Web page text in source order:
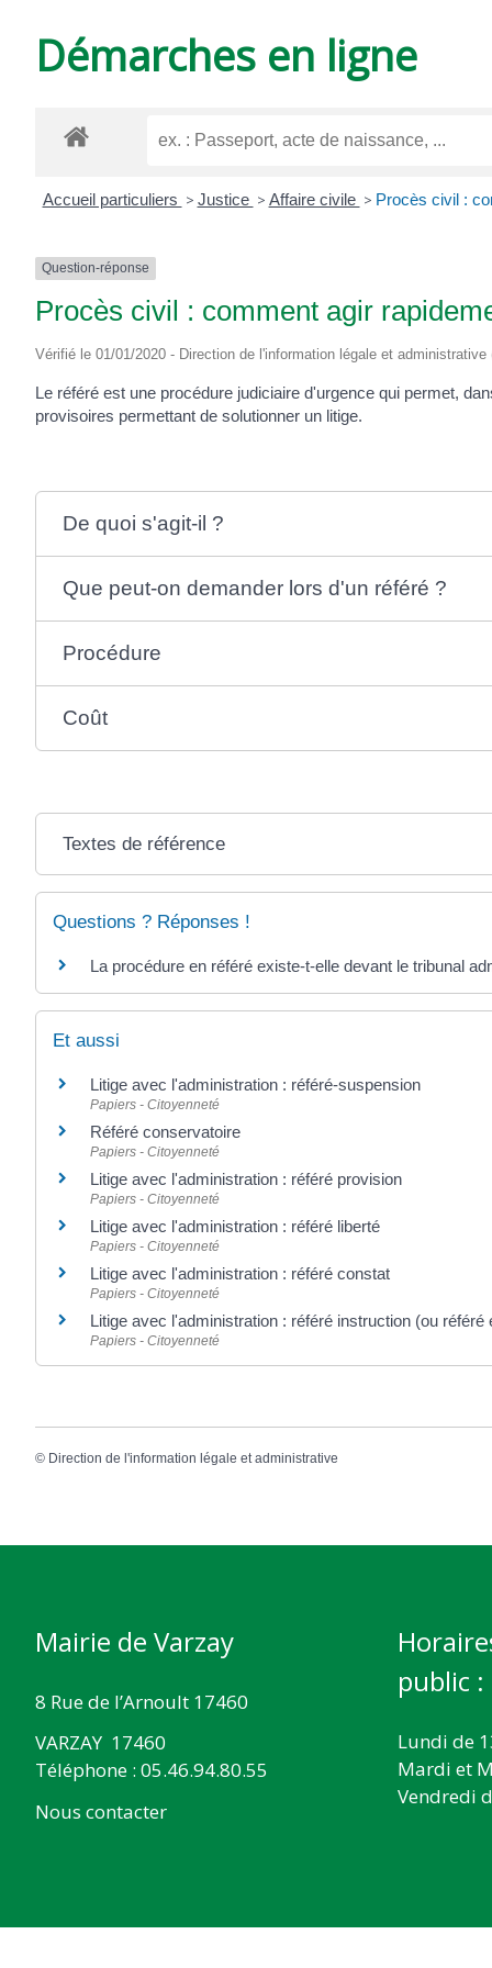
VARZAY
Démarches en ligne
Accueil particuliers > Justice > Affaire civile > Procès civil :
Question-réponse
Procès civil : comment agir
Vérifié le 01/01/2020 - Direction de l'information légale et
Le référé est une procédure judiciaire d'urgence qui permet,
provisoires permettant de solutionner un litige.
De quoi s'agit-il ?
Que peut-on demander lors d'un référé ?
Procédure
Coût
Textes de référence
Questions ? Réponses !
La procédure en référé existe-t-elle devant le tribunal
Et aussi
Litige avec l'administration : référé-suspension
Papiers - Citoyenneté
Référé conservatoire
Papiers - Citoyenneté
Litige avec l'administration : référé provision
Papiers - Citoyenneté
Litige avec l'administration : référé liberté
Papiers - Citoyenneté
Litige avec l'administration : référé constat
Papiers - Citoyenneté
Litige avec l'administration : référé instruction (ou référé
Papiers - Citoyenneté
© Direction de l'information légale et administrative
Mairie de Varzay
8 Rue de l’Arnoult 17460
VARZAY 17460
Téléphone : 05.46.94.80.55
Nous contacter
public :
Lundi de
Mardi et
Vendredi